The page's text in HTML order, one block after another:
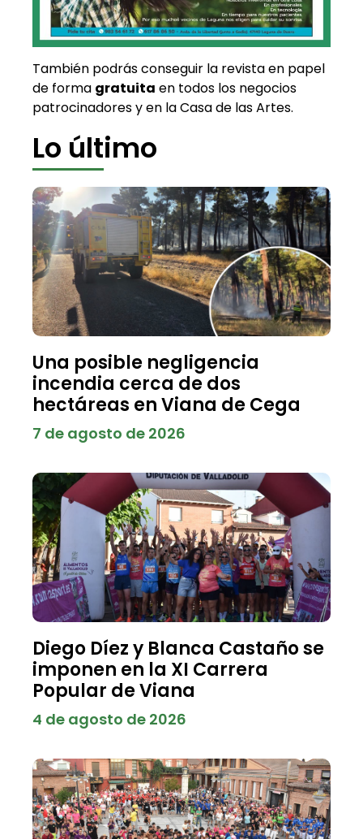
También podrás conseguir la revista en papel
de forma gratuita en todos los negocios
patrocinadores y en la Casa de las Artes.
Lo último
Una posible negligencia
incendia cerca de dos
hectáreas en Viana de Cega
7 de agosto de 2026
Diego Díez y Blanca Castaño se
imponen en la XI Carrera
Popular de Viana
4 de agosto de 2026